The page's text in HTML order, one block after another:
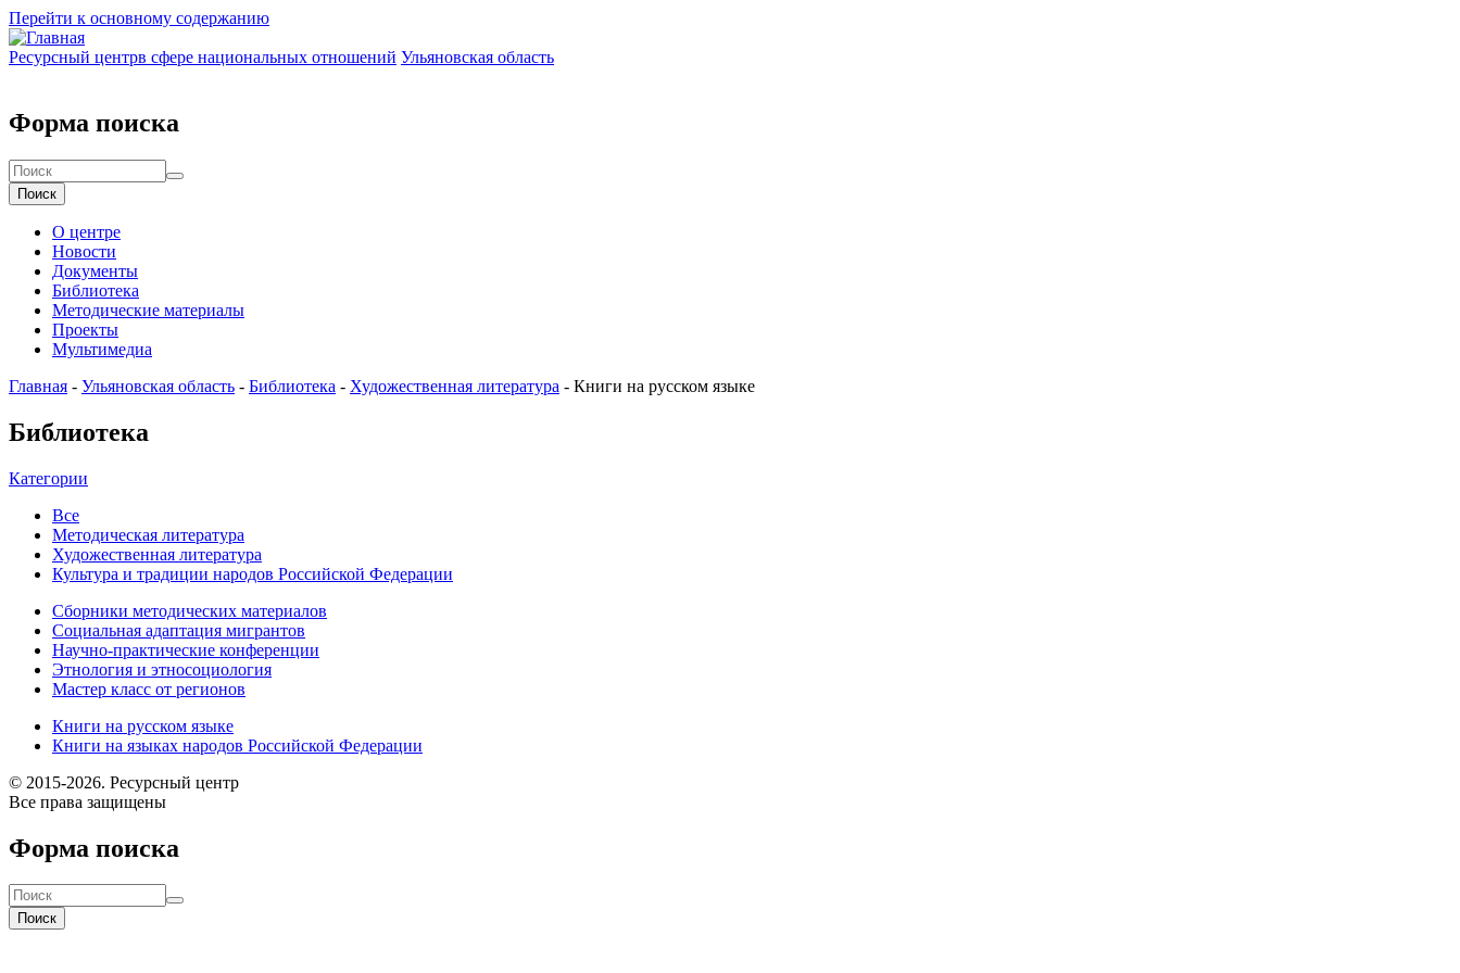
Перейти к основному содержанию
Ресурсный центрв сфере национальных отношений Ульяновская область
Форма поиска
Поиск
О центре
Новости
Документы
Библиотека
Методические материалы
Проекты
Мультимедиа
Главная - Ульяновская область - Библиотека - Художественная литература - Книги на русском языке
Библиотека
Категории
Все
Методическая литература
Художественная литература
Культура и традиции народов Российской Федерации
Сборники методических материалов
Социальная адаптация мигрантов
Научно-практические конференции
Этнология и этносоциология
Мастер класс от регионов
Книги на русском языке
Книги на языках народов Российской Федерации
© 2015-2026. Ресурсный центр
Все права защищены
Форма поиска
Поиск